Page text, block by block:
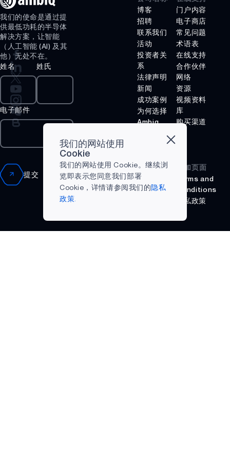
我们的使命是通过提
供最低功耗的半导体
解决方案，让智能
（人工智能 (AI) 及其
他）无处不在。
姓名
姓氏
电子邮件
提交
博客
招聘
联系我们
活动
投资者关
系
法律声明
新闻
成功案例
为何选择
Ambiq
门户内容
电子商店
常见问题
术语表
在线支持
合作伙伴
网络
资源
视频资料
库
购买渠道
附加页面
Terms and
Conditions
隐私政策
我们的网站使用
Cookie
我们的网站使用 Cookie。继续浏
览即表示您同意我们部署
Cookie，详情请参阅我们的隐私
政策.